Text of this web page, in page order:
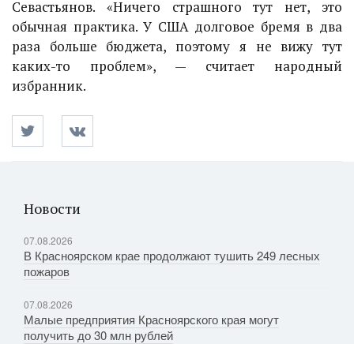
Севастьянов. «Ничего страшного тут нет, это
обычная практика. У США долговое бремя в два
раза больше бюджета, поэтому я не вижу тут
каких-то проблем», — считает народный
избранник.
Новости
07.08.2026
В Красноярском крае продолжают тушить 249 лесных
пожаров
07.08.2026
Малые предприятия Красноярского края могут
получить до 30 млн рублей